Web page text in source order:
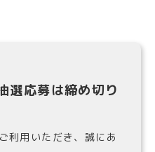
選応募は締め切り
利用いただき、誠にあ